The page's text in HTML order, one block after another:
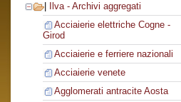
Ilva - Archivi aggregati
Acciaierie elettriche Cogne -
Girod
Acciaierie e ferriere nazionali
Acciaierie venete
Agglomerati antracite Aosta